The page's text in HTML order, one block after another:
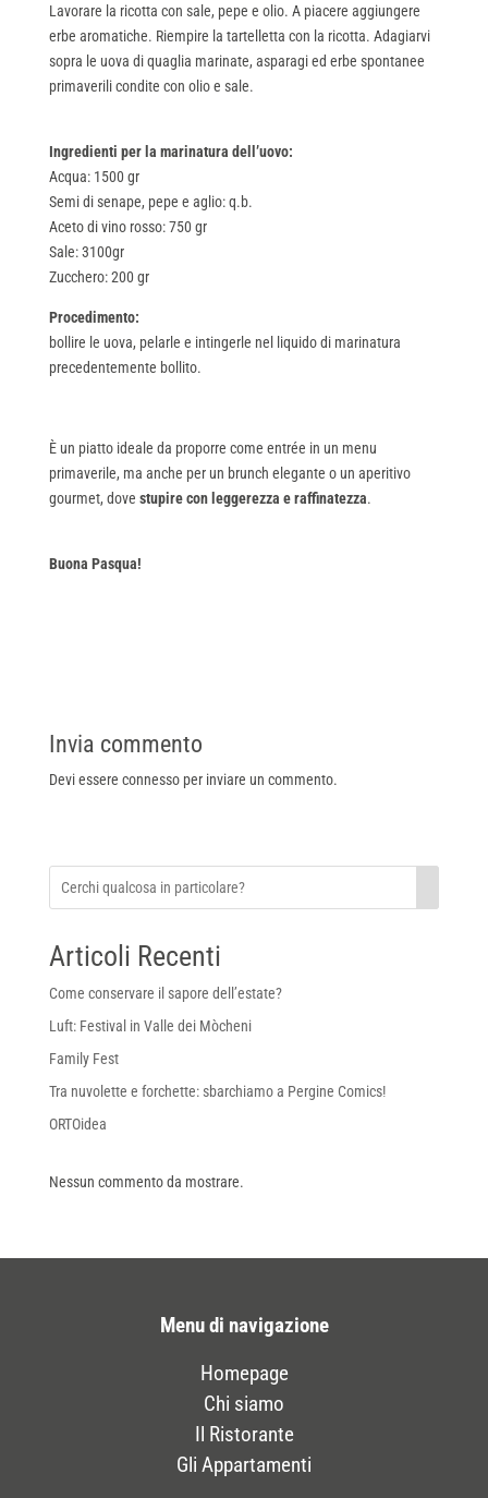
Lavorare la ricotta con sale, pepe e olio. A piacere aggiungere
erbe aromatiche. Riempire la tartelletta con la ricotta. Adagiarvi
sopra le uova di quaglia marinate, asparagi ed erbe spontanee
primaverili condite con olio e sale.
Ingredienti per la marinatura dell’uovo:
Acqua: 1500 gr
Semi di senape, pepe e aglio: q.b.
Aceto di vino rosso: 750 gr
Sale: 3100gr
Zucchero: 200 gr
Procedimento:
bollire le uova, pelarle e intingerle nel liquido di marinatura
precedentemente bollito.
È un piatto ideale da proporre come entrée in un menu
primaverile, ma anche per un brunch elegante o un aperitivo
gourmet, dove stupire con leggerezza e raffinatezza.
Buona Pasqua!
Invia commento
Devi essere connessoper inviare un commento.
Articoli Recenti
Come conservare il sapore dell’estate?
Luft: Festival in Valle dei Mòcheni
Family Fest
Tra nuvolette e forchette: sbarchiamo a Pergine Comics!
ORTOidea
Nessun commento da mostrare.
Menu di navigazione
Homepage
Chi siamo
Il Ristorante
Gli Appartamenti